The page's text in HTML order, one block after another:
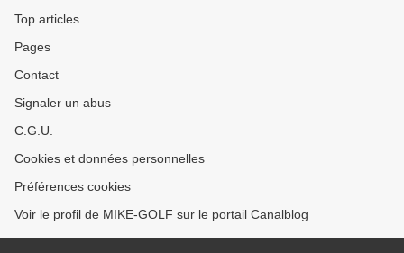
Top articles
Pages
Contact
Signaler un abus
C.G.U.
Cookies et données personnelles
Préférences cookies
Voir le profil de MIKE-GOLF sur le portail Canalblog